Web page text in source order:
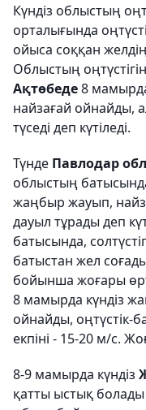
Күндіз облыстың
орталығында
ойыса соққан
Облыстың
Ақтөбеде8
найзағай ойнайды,
түседі деп күтіледі.
Түнде Павлодар
облыстың батысында,
жаңбыр жауып,
дауыл тұрады деп
батысында,
батыстан жел
бойынша жоғары
8 мамырда күндіз
ойнайды, оңтүстік-
екпіні - 15-20 м/с.
8-9 мамырда күндіз
қатты ыстық болады